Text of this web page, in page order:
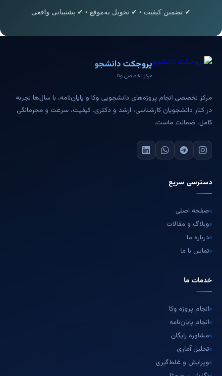
✔ تضمین کیفیت • ✔ تحویل به‌موقع • ✔ پشتیبانی واقعی
پروجکت دانشجو
مرکز تخصصی وکا
مرکز تخصصی انجام پروژه‌های دانشجویی وکا و پایان‌نامه، با سال‌ها تجربه
در کنار دانشجویان کارشناسی، ارشد و دکتری. کیفیت، سرعت و محرمانگی
کامل، ضمانت ماست.
دسترسی سریع
صفحه اصلی
وبلاگ و مقالات
درباره ما
تماس با ما
خدمات ما
انجام پروژه وکا
انجام پایان‌نامه
مشاوره رایگان
تحلیل آماری
ویرایش و غلط‌گیری